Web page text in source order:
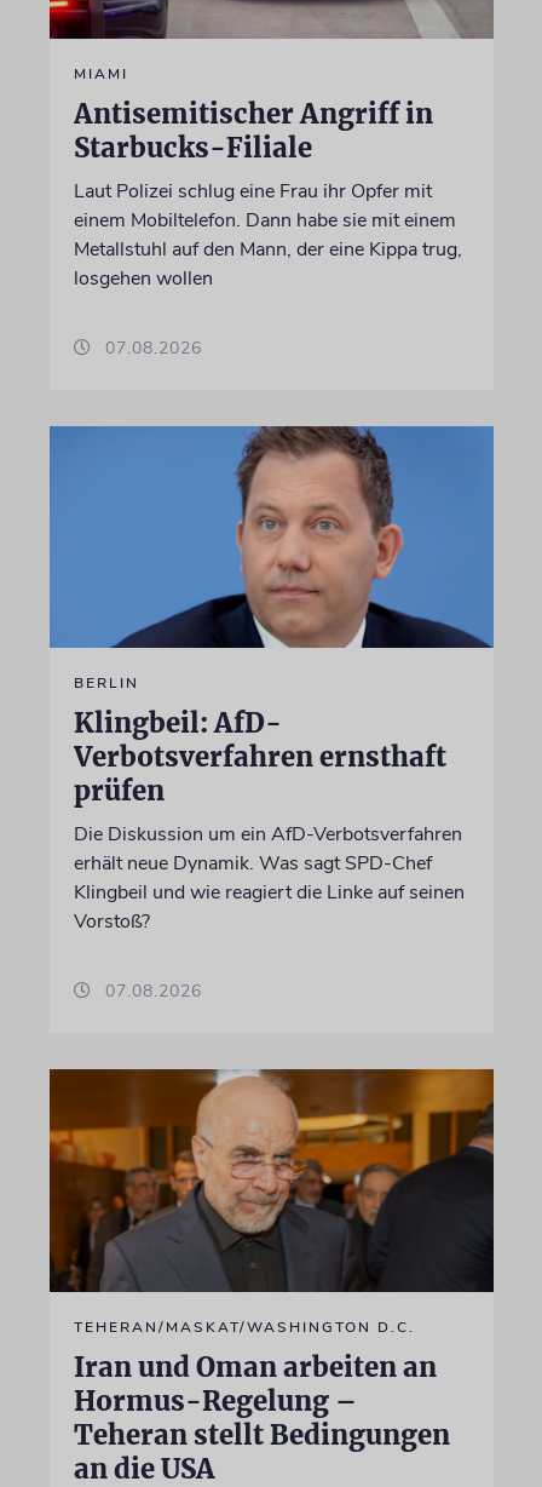
MIAMI
Antisemitischer Angriff in
Starbucks-Filiale
Laut Polizei schlug eine Frau ihr Opfer mit
einem Mobiltelefon. Dann habe sie mit einem
Metallstuhl auf den Mann, der eine Kippa trug,
losgehen wollen
07.08.2026
BERLIN
Klingbeil: AfD-
Verbotsverfahren ernsthaft
prüfen
Die Diskussion um ein AfD-Verbotsverfahren
erhält neue Dynamik. Was sagt SPD-Chef
Klingbeil und wie reagiert die Linke auf seinen
Vorstoß?
07.08.2026
TEHERAN/MASKAT/WASHINGTON D.C.
Iran und Oman arbeiten an
Hormus-Regelung –
Teheran stellt Bedingungen
an die USA